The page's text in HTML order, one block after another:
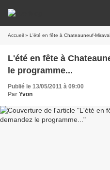
Accueil » L'été en fête à Chateauneuf-
L'été en fête à
le programme...
Publié le 13/05/2011 à 09:00
Par Yvon